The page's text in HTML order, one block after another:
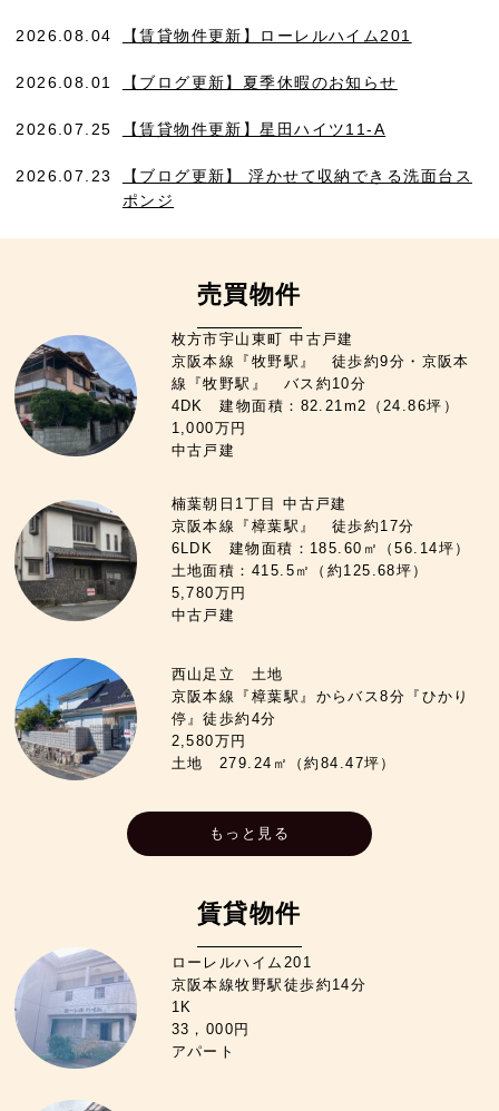
2026.08.04 【賃貸物件更新】ローレルハイム201
2026.08.01 【ブログ更新】夏季休暇のお知らせ
2026.07.25 【賃貸物件更新】星田ハイツ11-A
2026.07.23
【ブログ更新】 浮かせて収納できる洗面台ス
ポンジ
売買物件
枚方市宇山東町 中古戸建
京阪本線『牧野駅』 徒歩約9分・京阪本
線『牧野駅』 バス約10分
4DK 建物面積：82.21m2（24.86坪）
1,000万円
中古戸建
楠葉朝日1丁目 中古戸建
京阪本線『樟葉駅』 徒歩約17分
6LDK 建物面積：185.60㎡（56.14坪）
土地面積：415.5㎡（約125.68坪）
5,780万円
中古戸建
西山足立 土地
京阪本線『樟葉駅』からバス8分『ひかり
停』徒歩約4分
2,580万円
土地 279.24㎡（約84.47坪）
もっと見る
賃貸物件
ローレルハイム201
京阪本線牧野駅徒歩約14分
1K
33，000円
アパート